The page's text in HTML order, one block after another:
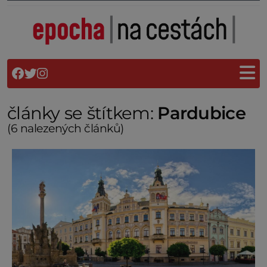
články se štítkem: Pardubice
(6 nalezených článků)